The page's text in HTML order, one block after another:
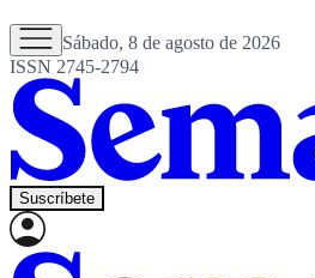
Sábado, 8 de agosto de 2026
ISSN 2745-2794
Suscríbete